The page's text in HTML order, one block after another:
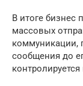
В итоге бизнес
массовых
коммуникации,
сообщения до